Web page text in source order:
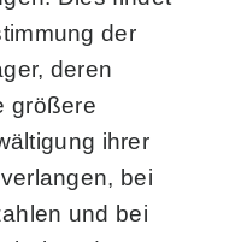
der
deren
größere
ihrer
bei
und bei